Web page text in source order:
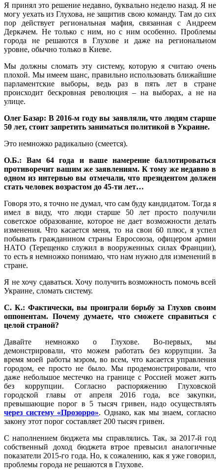
Я принял это решение недавно, буквально неделю назад. Я не
могу уехать из Глухова, не защитив свою команду. Там до сих
пор действует региональная мафия, связанная с Андреем
Деркачем. Не только с ним, но с ним особенно. Проблемы
города не решаются в Глухове и даже на региональном
уровне, обычно только в Киеве.
Мы должны сломать эту систему, которую я считаю очень
плохой. Мы имеем шанс, правильно использовать ближайшие
парламентские выборы, ведь раз в пять лет в стране
происходит бескровная революция – на выборах, а не на
улице.
Олег Базар: В 2016-м году вы заявляли, что людям старше
50 лет, стоит запретить заниматься политикой в Украине.
Это немножко радикально (смеется).
О.Б.: Вам 64 года и ваше намерение баллотироваться
противоречит вашим же заявлениям. К тому же недавно в
одном из интервью вы отмечали, что президентом должен
стать человек возрастом до 45-ти лет…
Говоря это, я точно не думал, что сам буду кандидатом. Тогда я
имел в виду, что люди старше 50 лет просто получили
советское образование, которое не дает возможности делать
изменения. Что касается меня, то на свои 60 плюс, я успел
побывать гражданином страны Евросоюза, офицером армии
НАТО (Терещенко служил в вооруженных силах Франции),
то есть я немножко понимаю, что нам нужно для изменений в
стране.
Я не хочу сдаваться. Хочу получить возможность помочь всей
Украине, сломать систему.
С. К.: Фактически, вы проиграли борьбу за Глухов своим
оппонентам. Почему думаете, что сможете справиться с
целой страной?
Давайте немножко о Глухове. Во-первых, мы
демонстрировали, что можем работать без коррупции. За
время моей работы мэром, во всем, что касается управления
городом, ее просто не было. Мы продемонстрировали, что
даже небольшое местечко на границе с Россией может жить
без коррупции. Согласно распоряжению Глуховской
городской главы от апреля 2016 года, все закупки,
превышающие порог в 5 тысяч гривен, надо осуществлять
через систему «Прозорро». Однако, как мы знаем, согласно
закону этот порог составляет 200 тысяч гривен.
С наполнением бюджета мы справлялись. Так, за 2017-й год
собственный доход бюджета втрое превысил аналогичные
показатели 2015-го года. Но, к сожалению, как я уже говорил,
проблемы города не решаются в Глухове.